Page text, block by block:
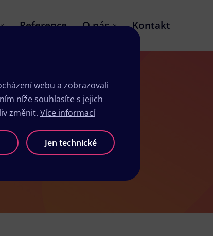
Reference O nás Kontakt
v Loktu
webu a zobrazovali
níže souhlasíte s jejich
změnit. Více informací
Jen technické